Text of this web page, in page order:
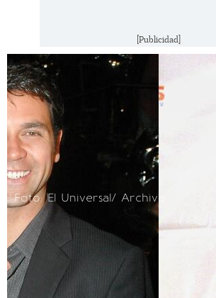
[Publicidad]
Foto: El Universal/ Archivo